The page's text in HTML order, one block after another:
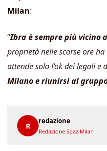
Milan:
“Ibra è sempre più vicino
proprietà nelle scorse ore
attende solo l’ok dei legali e
Milano e riunirsi al
R
redazione
Redazione SpaziMilan